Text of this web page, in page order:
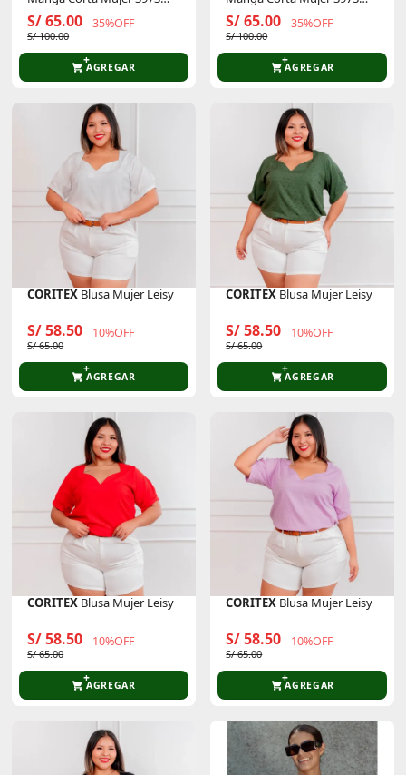
Cuello Camisero
S/ 65.00 35%OFF
S/ 100.00
AGREGAR
Cuello Camisero
S/ 65.00 35%OFF
S/ 100.00
AGREGAR
CORITEX Blusa Mujer Leisy
S/ 58.50 10%OFF
S/ 65.00
AGREGAR
CORITEX Blusa Mujer Leisy
S/ 58.50 10%OFF
S/ 65.00
AGREGAR
CORITEX Blusa Mujer Leisy
S/ 58.50 10%OFF
S/ 65.00
AGREGAR
CORITEX Blusa Mujer Leisy
S/ 58.50 10%OFF
S/ 65.00
AGREGAR